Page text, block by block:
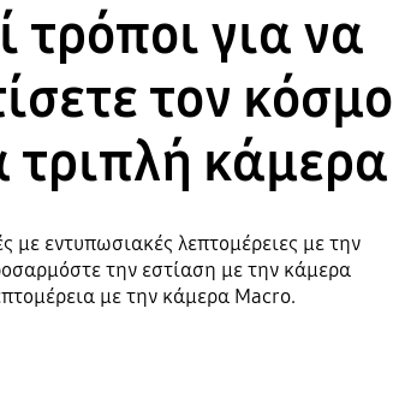
τρόποι για να
τον κόσμο
τριπλή κάμερα
με εντυπωσιακές λεπτομέρειες με την
την εστίαση με την κάμερα
με την κάμερα Macro.